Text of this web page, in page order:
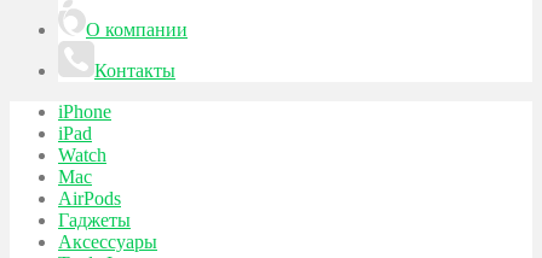
О компании
Контакты
iPhone
iPad
Watch
Mac
AirPods
Гаджеты
Аксессуары